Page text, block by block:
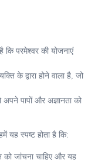
परमेश्वर की योजनाएं
के द्वारा होने वाला है, जो
पापों और अज्ञानता को
यह स्पष्ट होता है कि:
जांचना चाहिए और यह